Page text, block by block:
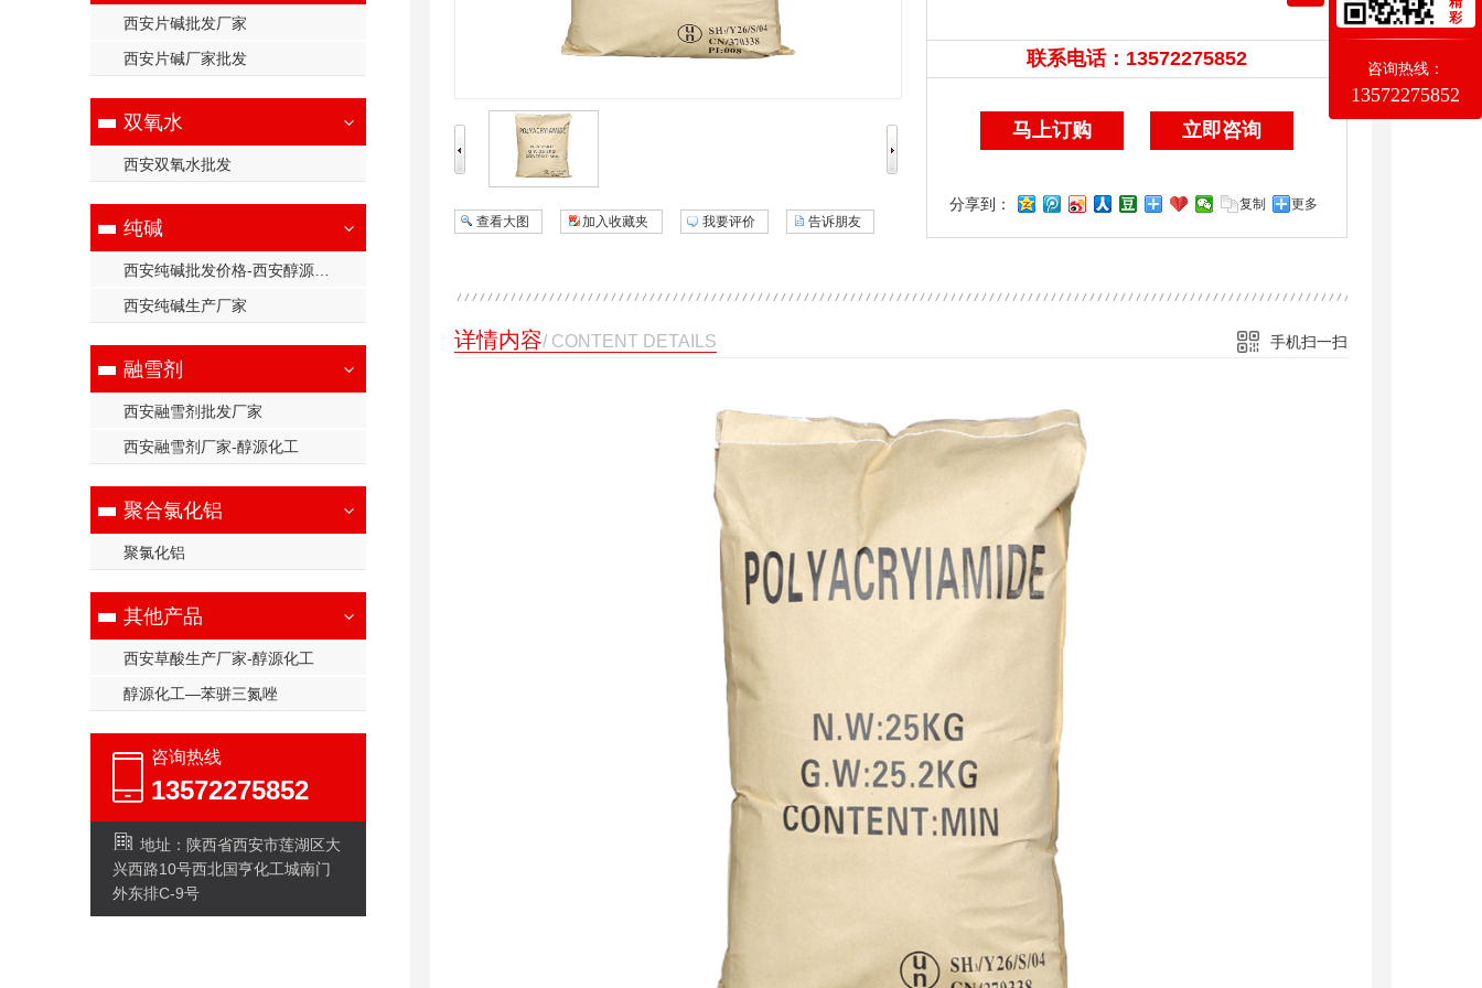
西安片碱批发厂家
西安片碱厂家批发
双氧水
西安双氧水批发
纯碱
西安纯碱生产厂家
融雪剂
西安融雪剂批发厂家
西安融雪剂厂家-醇源化工
聚合氯化铝
聚氯化铝
其他产品
西安草酸生产厂家-醇源化工
醇源化工—苯骈三氮唑
咨询热线
13572275852
地址：陕西省西安市莲湖区大
兴西路10号西北国亨化工城南门
外东排C-9号
查看大图 加入收藏夹 我要评价 告诉朋友
联系电话： 13572275852
13572275852
马上订购 立即咨询
分享到： 复制 更多
详情内容/ CONTENT DETAILS 手机扫一扫
彩
咨询热线：
13572275852